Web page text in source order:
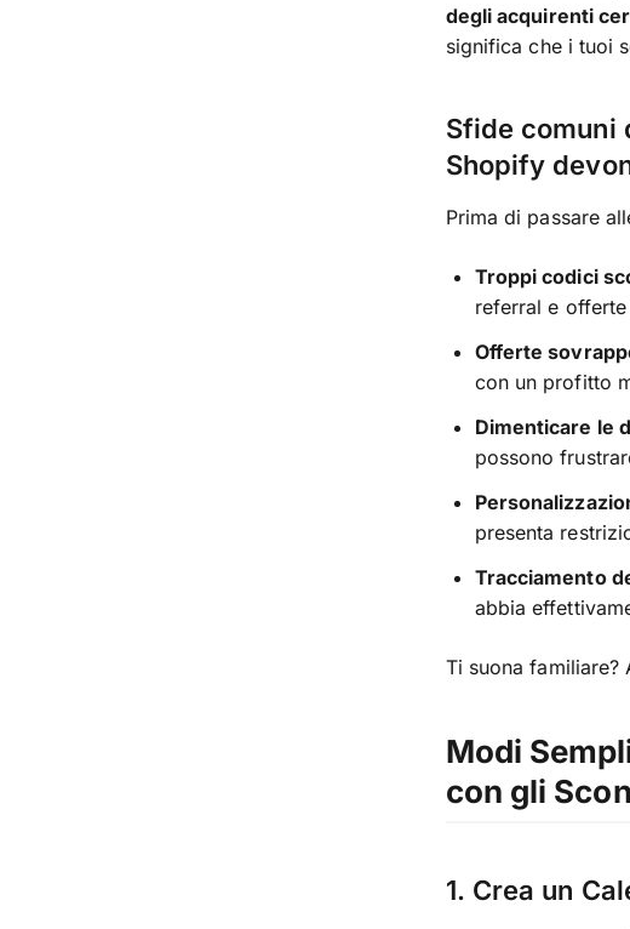
degli acquirenti
significa che i tuoi
Sfide comuni
Shopify
Prima di passare
Troppi codici
referral e
Offerte
con un profitto
Dimenticare le
possono
presenta
Tracciamento
abbia
Ti suona familiare?
Modi
con gli
1. Crea un